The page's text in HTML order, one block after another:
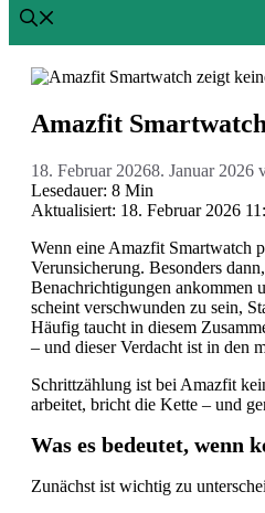
Amazfit
18. Februar 20268. Januar 2026
Lesedauer: 8 Min
Aktualisiert: 18. Februar 2026
Wenn eine Amazfit Smartwatch
Verunsicherung. Besonders
Benachrichtigungen ankommen
scheint verschwunden zu sein,
Häufig taucht in diesem
– und dieser Verdacht ist in den
Schrittzählung ist bei Amazfit
arbeitet, bricht die Kette – und
Was es bedeutet, wenn
Zunächst ist wichtig zu